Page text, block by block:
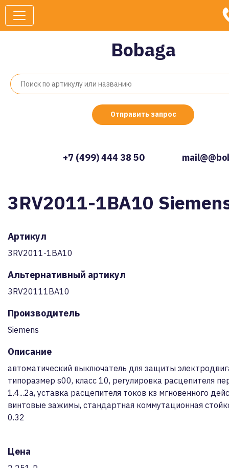
Bobaga
Отправить запрос
+7 (499) 444 38 50
3RV2011-1BA10
Артикул
3RV2011-1BA10
Альтернативный артикул
3RV20111BA10
Производитель
Siemens
Описание
автоматический выключатель для защиты
типоразмер s00, класс 10, регулировка расцепителя
1.4...2a, уставка расцепителя токов кз мгновенного
винтовые зажимы, стандартная коммутационная
0.32
Цена